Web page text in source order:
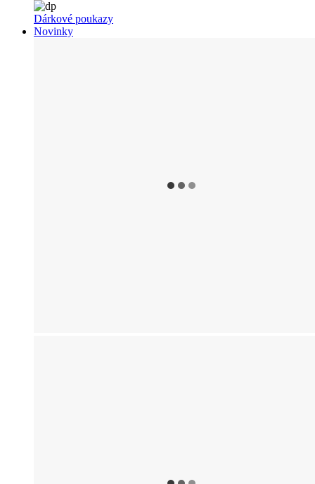
Dárkové poukazy
Novinky